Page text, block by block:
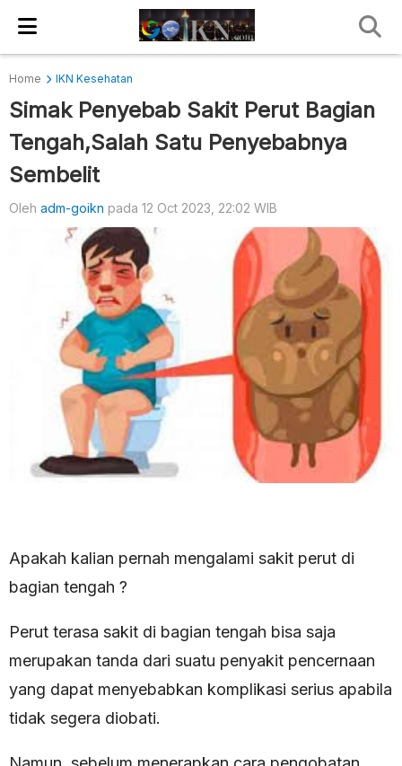
Home IKN Kesehatan
Simak Penyebab Sakit Perut Bagian
Tengah,Salah Satu Penyebabnya
Sembelit
Oleh adm-goikn pada 12 Oct 2023, 22:02 WIB
Apakah kalian pernah mengalami sakit perut di
bagian tengah ?
Perut terasa sakit di bagian tengah bisa saja
merupakan tanda dari suatu penyakit pencernaan
yang dapat menyebabkan komplikasi serius apabila
tidak segera diobati.